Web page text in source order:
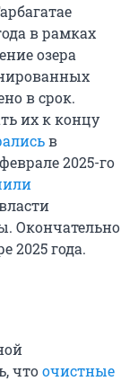
в рамках
озера
в срок.
их к концу
в
2025-го
Окончательно
2025 года.
чтоочистные